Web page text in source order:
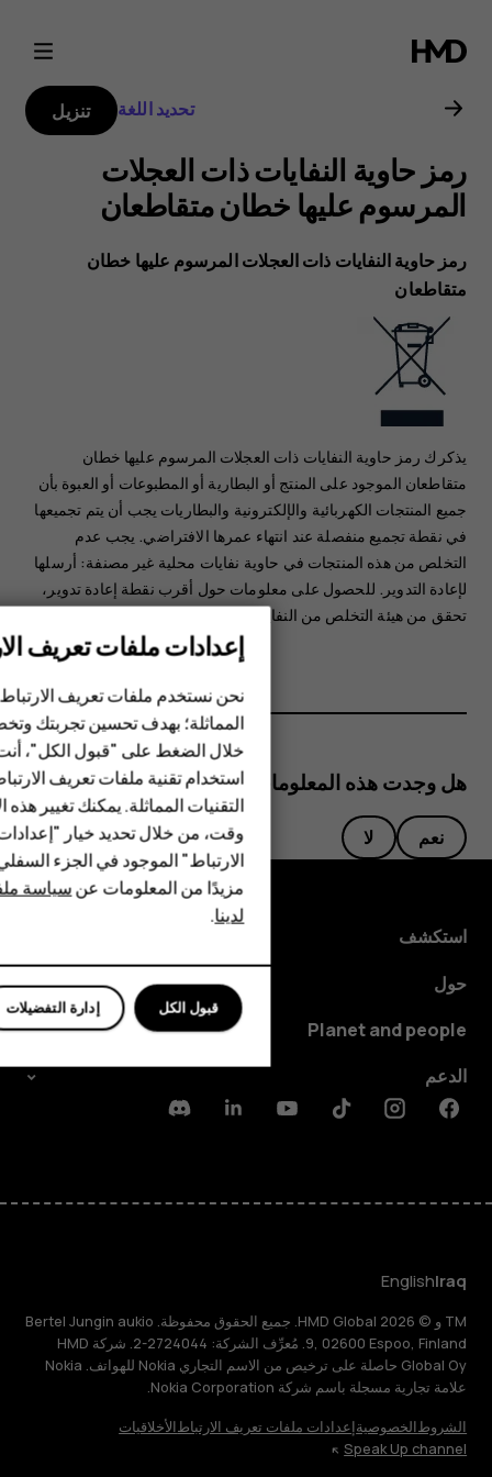
دليل
مستخدم
Nokia
C1
2nd
Edition
الهواتف الذكية
الهواتف المميزة
HMD Terra M
HMD DUB
للأعمال
تحديد اللغة تنزيل
رمز حاوية النفايات ذات العجلات
المرسوم عليها خطان متقاطعان
رمز حاوية النفايات ذات العجلات المرسوم عليها خطان
متقاطعان
يذكرك رمز حاوية النفايات ذات العجلات المرسوم عليها خطان
متقاطعان الموجود على المنتج أو البطارية أو المطبوعات أو العبوة بأن
جميع المنتجات الكهربائية والإلكترونية والبطاريات يجب أن يتم تجميعها
في نقطة تجميع منفصلة عند انتهاء عمرها الافتراضي. يجب عدم
التخلص من هذه المنتجات في حاوية نفايات محلية غير مصنفة: أرسلها
لإعادة التدوير. للحصول على معلومات حول أقرب نقطة إعادة تدوير،
تحقق من هيئة التخلص من النفايات المحلية لديك.
هل وجدت هذه المعلومات مفيدة؟
نعم لا
استكشف
حول
Planet and people
الدعم
Facebook
Instagram
Tiktok
Youtube
Linkedin
Discord
Iraq
English
TM و © 2026 HMD Global. جميع الحقوق محفوظة. Bertel Jungin aukio
9, 02600 Espoo, Finland. مُعرِّف الشركة: 2724044-2. شركة HMD
Global Oy حاصلة على ترخيص من الاسم التجاري Nokia للهواتف. Nokia
علامة تجارية مسجلة باسم شركة Nokia Corporation.
الشروطالخصوصيةإعدادات ملفات تعريف الارتباطالأخلاقيات
Speak Up channel
إعدادات ملفات تعريف
نحن نستخدم ملفات تعريف
المماثلة؛ بهدف تحسين تجربتك
خلال الضغط على "قبول الكل"،
استخدام تقنية ملفات تعريف
التقنيات المماثلة. يمكنك تغيير
وقت، من خلال تحديد خيار
الارتباط" الموجود في الجزء
مزيدًا من المعلومات عنسياسة
لدينا.
إدارة التفضيلات قبول الكل